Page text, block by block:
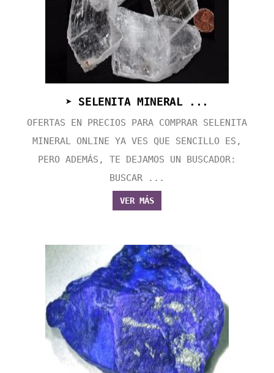
➤ SELENITA MINERAL ...
OFERTAS EN PRECIOS PARA COMPRAR SELENITA
MINERAL ONLINE YA VES QUE SENCILLO ES,
PERO ADEMÁS, TE DEJAMOS UN BUSCADOR:
BUSCAR ...
VER MÁS